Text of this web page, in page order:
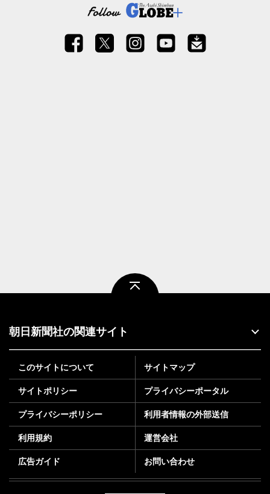
朝日新聞社の関連サイト
このサイトについて サイトマップ
サイトポリシー プライバシーポータル
プライバシーポリシー 利用者情報の外部送信
利用規約 運営会社
広告ガイド お問い合わせ